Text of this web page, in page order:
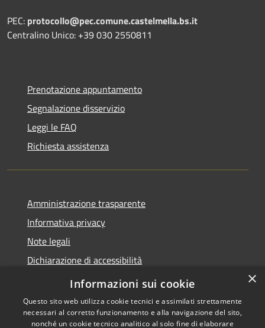
PEC: protocollo@pec.comune.castelmella.bs.it
Centralino Unico: +39 030 2550811
Prenotazione appuntamento
Segnalazione disservizio
Leggi le FAQ
Richiesta assistenza
Amministrazione trasparente
Informativa privacy
Note legali
Dichiarazione di accessibilità
Obiettivi di accessibilità
×
Informazioni sui cookie
Questo sito web utilizza cookie tecnici e assimilati strettamente
necessari al corretto funzionamento e alla navigazione del sito,
nonché un cookie tecnico analitico al solo fine di elaborare